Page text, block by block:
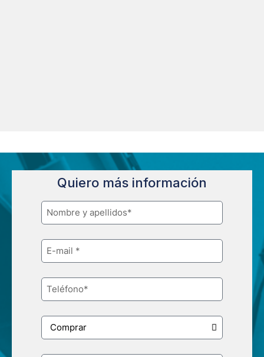
Quiero más información